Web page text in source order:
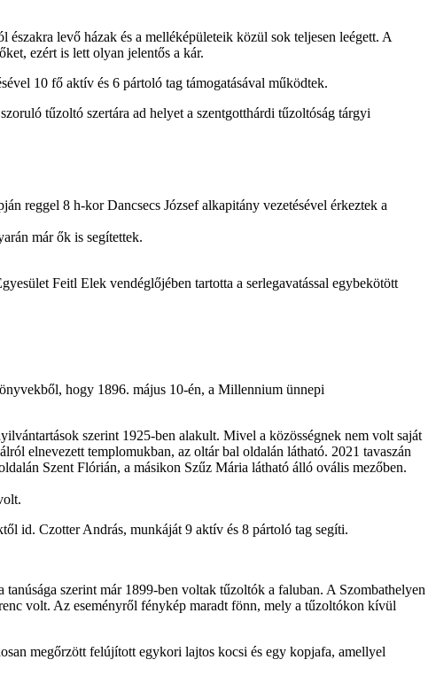
levő házak és a melléképületeik közül sok teljesen leégett. A
ezért is lett olyan jelentős a kár.
10 fő aktív és 6 pártoló tag támogatásával működtek.
tűzoltó szertára ad helyet a szentgotthárdi tűzoltóság tárgyi
reggel 8 h-kor Dancsecs József alkapitány vezetésével érkeztek a
már ők is segítettek.
Feitl Elek vendéglőjében tartotta a serlegavatással egybekötött
hogy 1896. május 10-én, a Millennium ünnepi
szerint 1925-ben alakult. Mivel a közösségnek nem volt saját
elnevezett templomukban, az oltár bal oldalán látható. 2021 tavaszán
Szent Flórián, a másikon Szűz Mária látható álló ovális mezőben.
id. Czotter András, munkáját 9 aktív és 8 pártoló tag segíti.
szerint már 1899-ben voltak tűzoltók a faluban. A Szombathelyen
volt. Az eseményről fénykép maradt fönn, mely a tűzoltókon kívül
megőrzött felújított egykori lajtos kocsi és egy kopjafa, amellyel